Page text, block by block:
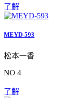
了解
MEYD-593
松本一香
NO 4
了解